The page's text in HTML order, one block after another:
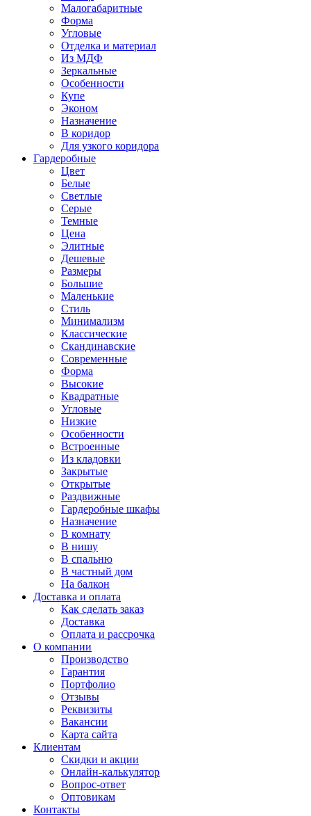
Малогабаритные
Форма
Угловые
Отделка и материал
Из МДФ
Зеркальные
Особенности
Купе
Эконом
Назначение
В коридор
Для узкого коридора
Гардеробные
Цвет
Белые
Светлые
Серые
Темные
Цена
Элитные
Дешевые
Размеры
Большие
Маленькие
Стиль
Минимализм
Классические
Скандинавские
Современные
Форма
Высокие
Квадратные
Угловые
Низкие
Особенности
Встроенные
Из кладовки
Закрытые
Открытые
Раздвижные
Гардеробные шкафы
Назначение
В комнату
В нишу
В спальню
В частный дом
На балкон
Доставка и оплата
Как сделать заказ
Доставка
Оплата и рассрочка
О компании
Производство
Гарантия
Портфолио
Отзывы
Реквизиты
Вакансии
Карта сайта
Клиентам
Скидки и акции
Онлайн-калькулятор
Вопрос-ответ
Оптовикам
Контакты